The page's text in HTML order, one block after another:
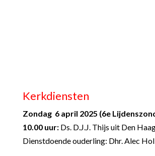
Kerkdiensten
Zondag 6 april 2025 (6e
10.00 uur: Ds. D.J.J. Thijs uit Den
Dienstdoende ouderling: Dhr. Alec